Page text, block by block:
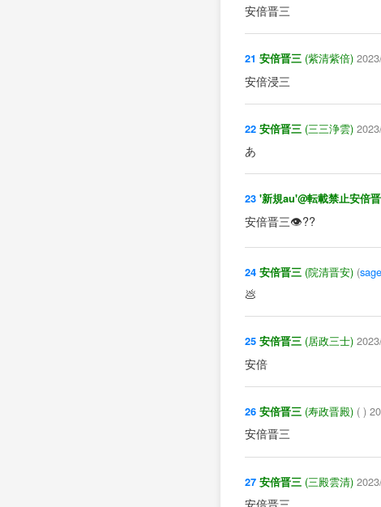
安倍晋三
21 安倍晋三 (紫清紫倍)
安倍浸三
22 安倍晋三 (三三浄雲)
あ
23 '新規au'@転載禁止安倍
安倍晋三👁??
24 安倍晋三 (院清晋安) (sage
💩
25 安倍晋三 (居政三士)
安倍
26 安倍晋三 (寿政晋殿) ( )
安倍晋三
27 安倍晋三 (三殿雲清)
安倍晋三